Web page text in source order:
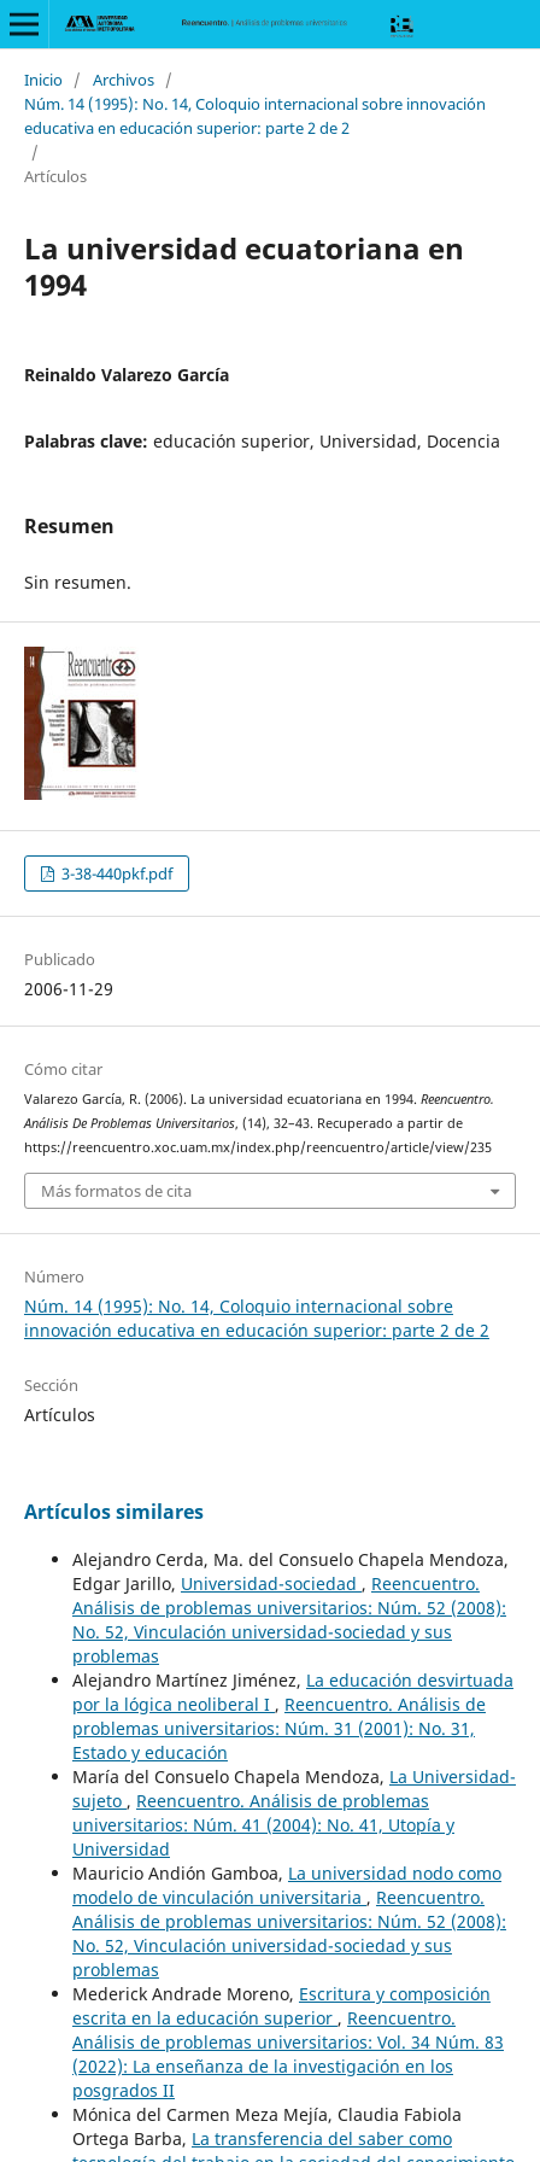
Inicio / Archivos /
Núm. 14 (1995): No. 14, Coloquio internacional sobre innovación
educativa en educación superior: parte 2 de 2
/
Artículos
La universidad ecuatoriana en
1994
Reinaldo Valarezo García
Palabras clave: educación superior, Universidad, Docencia
Resumen
Sin resumen.
3-38-440pkf.pdf
Publicado
2006-11-29
Cómo citar
Valarezo García, R. (2006). La universidad ecuatoriana en 1994. Reencuentro.
Análisis De Problemas Universitarios, (14), 32–43. Recuperado a partir de
https://reencuentro.xoc.uam.mx/index.php/reencuentro/article/view/235
Más formatos de cita
Número
Núm. 14 (1995): No. 14, Coloquio internacional sobre
innovación educativa en educación superior: parte 2 de 2
Sección
Artículos
Artículos similares
Alejandro Cerda, Ma. del Consuelo Chapela Mendoza,
Edgar Jarillo, Universidad-sociedad , Reencuentro.
Análisis de problemas universitarios: Núm. 52 (2008):
No. 52, Vinculación universidad-sociedad y sus
problemas
Alejandro Martínez Jiménez, La educación desvirtuada
por la lógica neoliberal I , Reencuentro. Análisis de
problemas universitarios: Núm. 31 (2001): No. 31,
Estado y educación
María del Consuelo Chapela Mendoza, La Universidad-
sujeto , Reencuentro. Análisis de problemas
universitarios: Núm. 41 (2004): No. 41, Utopía y
Universidad
Mauricio Andión Gamboa, La universidad nodo como
modelo de vinculación universitaria , Reencuentro.
Análisis de problemas universitarios: Núm. 52 (2008):
No. 52, Vinculación universidad-sociedad y sus
problemas
Mederick Andrade Moreno, Escritura y composición
escrita en la educación superior , Reencuentro.
Análisis de problemas universitarios: Vol. 34 Núm. 83
(2022): La enseñanza de la investigación en los
posgrados II
Mónica del Carmen Meza Mejía, Claudia Fabiola
Ortega Barba, La transferencia del saber como